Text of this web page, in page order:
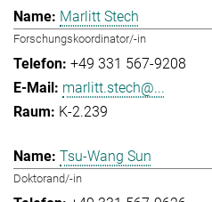
Marlitt Stech
Forschungskoordinator/-in
+49 331 567-9208
marlitt.stech@...
K-2.239
Tsu-Wang Sun
Doktorand/-in